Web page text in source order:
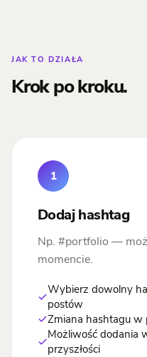
JAK TO DZIAŁA
Krok po kroku.
1
Dodaj hashtag
Np. #portfolio —
momencie.
Wybierz dowolny
postów
Zmiana hashtagu w
Możliwość dodania
przyszłości